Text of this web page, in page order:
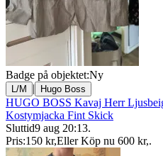
Badge på objektet:Ny
L/M | Hugo Boss
HUGO BOSS Kavaj Herr
Kostymjacka Fint Skick
Sluttid9 aug 20:13.
Pris:150 kr,Eller Köp nu 600 kr,.